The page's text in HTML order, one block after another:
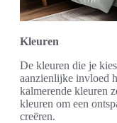
Kleuren
De kleuren die je
aanzienlijke invloed
kalmerende kleuren
kleuren om een
creëren.